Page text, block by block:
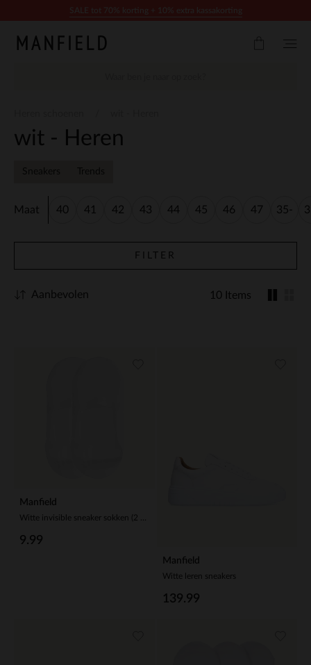
wit - Heren
Sneakers Trends
Maat 40 41 42 43 44 45 46 47 35-
FILTER
10 Items
Aanbevolen
Manfield
9.99
Manfield
Witte leren sneakers
139.99